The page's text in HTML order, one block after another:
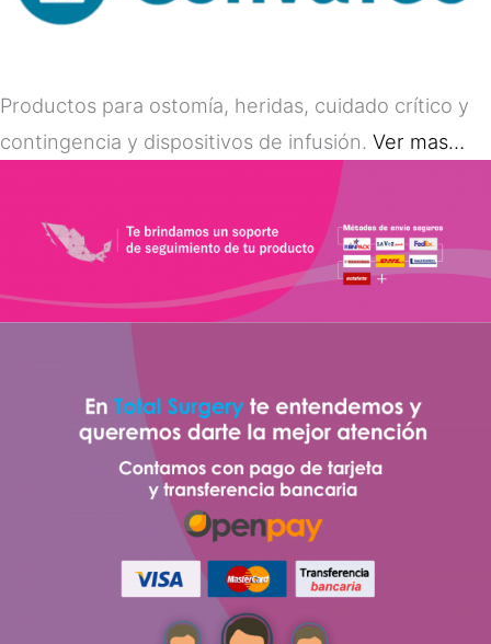
Productos para ostomía, heridas, cuidado crítico y
contingencia y dispositivos de infusión. Ver mas…